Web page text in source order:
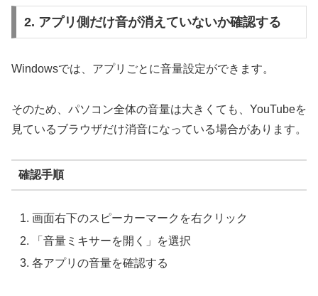
2. アプリ側だけ音が消えていないか確認する
Windowsでは、アプリごとに音量設定ができます。
そのため、パソコン全体の音量は大きくても、YouTubeを
見ているブラウザだけ消音になっている場合があります。
確認手順
画面右下のスピーカーマークを右クリック
「音量ミキサーを開く」を選択
各アプリの音量を確認する